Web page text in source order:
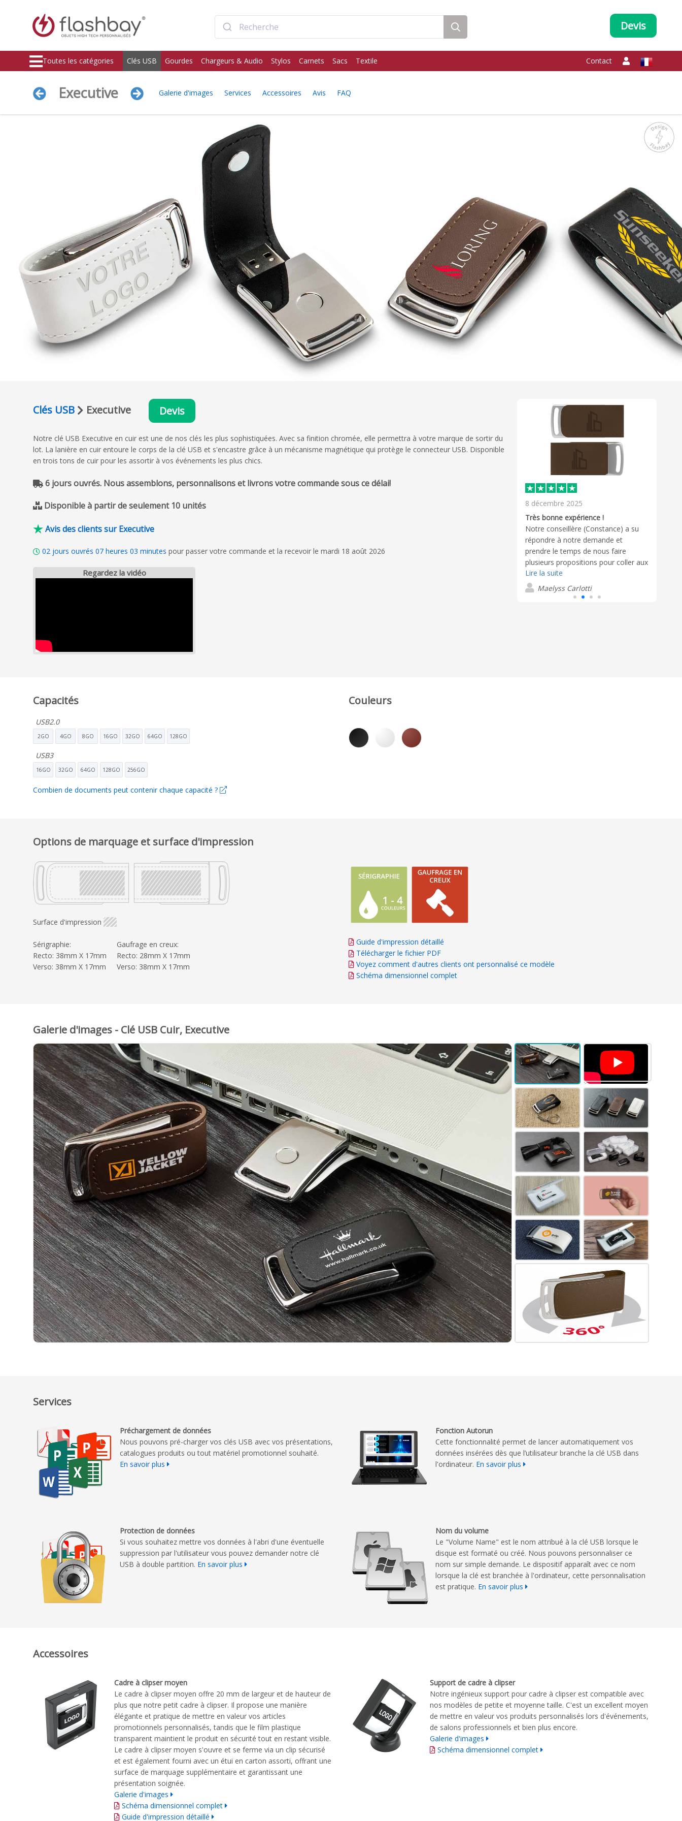
Devis
Toutes les catégories Clés USB Gourdes Chargeurs & Audio Stylos Carnets Sacs Textile Contact
Executive Galerie d'images Services Accessoires Avis FAQ
Clés USB Executive Devis
Notre clé USB Executive en cuir est une de nos clés les plus sophistiquées. Avec sa finition chromée, elle permettra à votre marque de sortir du
lot. La lanière en cuir entoure le corps de la clé USB et s'encastre grâce à un mécanisme magnétique qui protège le connecteur USB. Disponible
en trois tons de cuir pour les assortir à vos événements les plus chics.
6 jours ouvrés. Nous assemblons, personnalisons et livrons votre commande sous ce délai!
Disponible à partir de seulement 10 unités
Avis des clients sur Executive
02 jours ouvrés 07 heures 03 minutes pour passer votre commande et la recevoir le mardi 18 août 2026
Regardez la vidéo
8 décembre 2025
Très bonne expérience !
Notre conseillère (Constance) a su
répondre à notre demande et
prendre le temps de nous faire
plusieurs propositions pour coller aux
mieux à nos besoins. Elle a suivi le
dossier de manière rigoureuse, sans
trop insisté lorsque nous avions des
Lire la suite
Maelyss Carlotti
Capacités
USB2.0
2GO 4GO 8GO 16GO 32GO 64GO 128GO
USB3
16GO 32GO 64GO 128GO 256GO
Combien de documents peut contenir chaque capacité ?
Couleurs
Options de marquage et surface d'impression
Surface d'impression
Sérigraphie:
Recto: 38mm X 17mm
Verso: 38mm X 17mm
Gaufrage en creux:
Recto: 28mm X 17mm
Verso: 38mm X 17mm
Guide d'impression détaillé
Télécharger le fichier PDF
Voyez comment d'autres clients ont personnalisé ce modèle
Schéma dimensionnel complet
Galerie d'images - Clé USB Cuir, Executive
Services
Préchargement de données
Nous pouvons pré-charger vos clés USB avec vos présentations,
catalogues produits ou tout matériel promotionnel souhaité.
En savoir plus
Fonction Autorun
Cette fonctionnalité permet de lancer automatiquement vos
données insérées dès que l’utilisateur branche la clé USB dans
l'ordinateur. En savoir plus
Protection de données
Si vous souhaitez mettre vos données à l'abri d'une éventuelle
suppression par l'utilisateur vous pouvez demander notre clé
USB à double partition. En savoir plus
Nom du volume
Le "Volume Name" est le nom attribué à la clé USB lorsque le
disque est formaté ou créé. Nous pouvons personnaliser ce
nom sur simple demande. Le dispositif apparaît avec ce nom
lorsque la clé est branchée à l'ordinateur, cette personnalisation
est pratique. En savoir plus
Accessoires
Cadre à clipser moyen
Le cadre à clipser moyen offre 20 mm de largeur et de hauteur de
plus que notre petit cadre à clipser. Il propose une manière
élégante et pratique de mettre en valeur vos articles
promotionnels personnalisés, tandis que le film plastique
transparent maintient le produit en sécurité tout en restant visible.
Le cadre à clipser moyen s'ouvre et se ferme via un clip sécurisé
et est également fourni avec un étui en carton assorti, offrant une
surface de marquage supplémentaire et garantissant une
présentation soignée.
Galerie d'images
Schéma dimensionnel complet
Guide d'impression détaillé
Support de cadre à clipser
Notre ingénieux support pour cadre à clipser est compatible avec
nos modèles de petite et moyenne taille. C'est un excellent moyen
de mettre en valeur vos produits personnalisés lors d'événements,
de salons professionnels et bien plus encore.
Galerie d'images
Schéma dimensionnel complet